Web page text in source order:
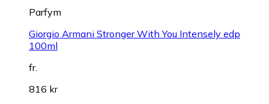
Parfym
Giorgio Armani Stronger With You Intensely edp
100ml
fr.
816 kr